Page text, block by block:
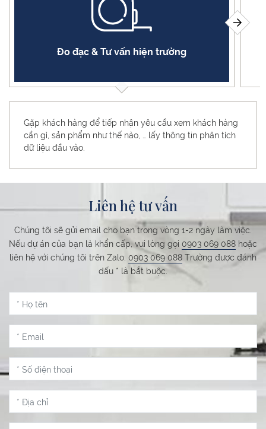
Đo đạc & Tư vấn hiện trường
Gặp khách hàng để tiếp nhận yêu cầu xem khách hàng
cần gì, sản phẩm như thế nào, … lấy thông tin phân tích
dữ liệu đầu vào.
Liên hệ tư vấn
Chúng tôi sẽ gửi email cho bạn trong vòng 1-2 ngày làm việc.
Nếu dự án của bạn là khẩn cấp, vui lòng gọi 0903 069 088 hoặc
liên hệ với chúng tôi trên Zalo: 0903 069 088 Trường được đánh
dấu * là bắt buộc.